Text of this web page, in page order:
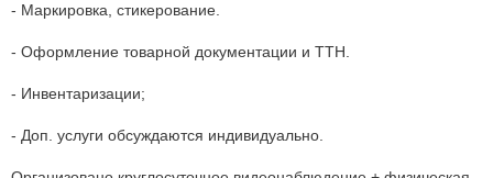
- Маркировка, стикерование.
- Оформление товарной документации и ТТН.
- Инвентаризации;
- Доп. услуги обсуждаются индивидуально.